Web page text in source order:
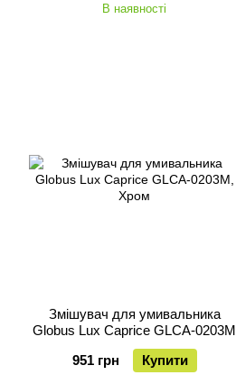
В наявності
Змішувач для умивальника
Globus Lux Caprice GLCA-0203М
951 грн
Купити